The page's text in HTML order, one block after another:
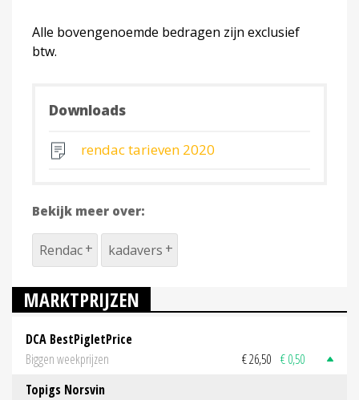
Alle bovengenoemde bedragen zijn exclusief
btw.
Downloads
rendac tarieven 2020
Bekijk meer over:
Rendac kadavers
MARKTPRIJZEN
DCA BestPigletPrice
Biggen weekprijzen
€ 26,50 € 0,50
Topigs Norsvin